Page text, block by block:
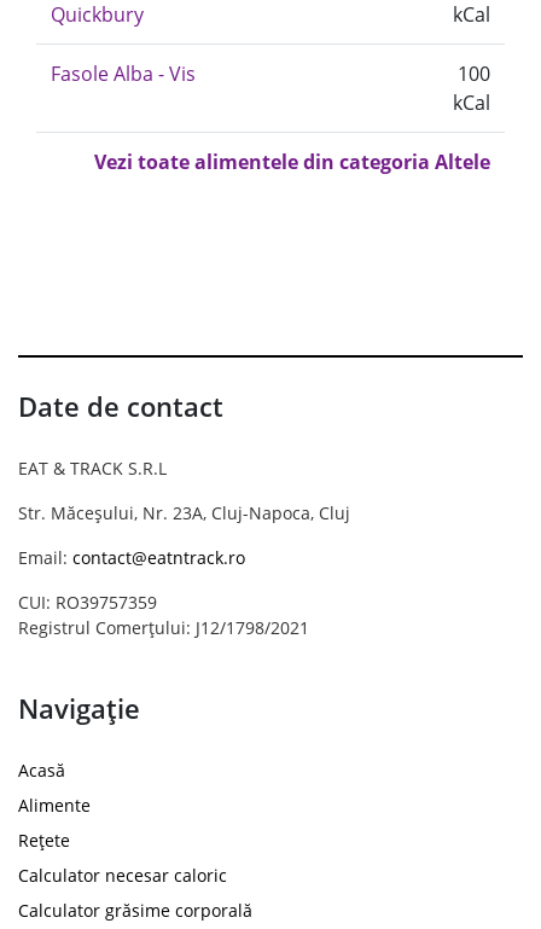
Quickbury
kCal
Fasole Alba - Vis
100
kCal
Vezi toate alimentele din categoria Altele
Date de contact
EAT & TRACK S.R.L
Str. Măceșului, Nr. 23A, Cluj-Napoca, Cluj
Email: contact@eatntrack.ro
CUI: RO39757359
Registrul Comerțului: J12/1798/2021
Navigație
Acasă
Alimente
Rețete
Calculator necesar caloric
Calculator grăsime corporală